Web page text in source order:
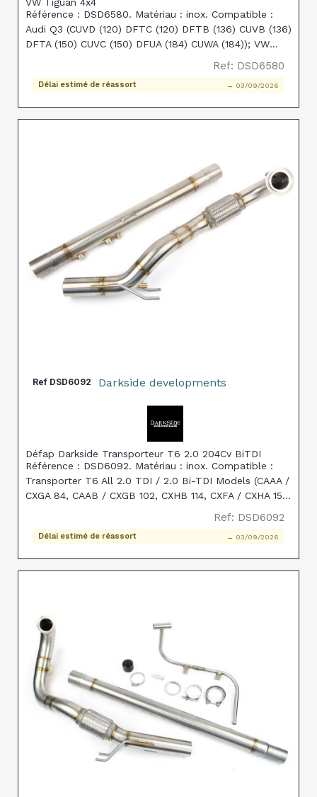
Référence : DSD6580. Matériau : inox. Compatible :
Audi Q3 (CUVD (120) DFTC (120) DFTB (136) CUVB (136)
DFTA (150) CUVC (150) DFUA (184) CUWA (184)); VW
Ref: DSD6580
Délai estimé de réassort → 03/09/2026
Ref DSD6092 Darkside developments
Défap Darkside Transporteur T6 2.0 204Cv BiTDI
Référence : DSD6092. Matériau : inox. Compatible :
Transporter T6 All 2.0 TDI / 2.0 Bi-TDI Models (CAAA /
CXGA 84, CAAB / CXGB 102, CXHB 114, CXFA / CXHA 150,
Ref: DSD6092
Délai estimé de réassort → 03/09/2026